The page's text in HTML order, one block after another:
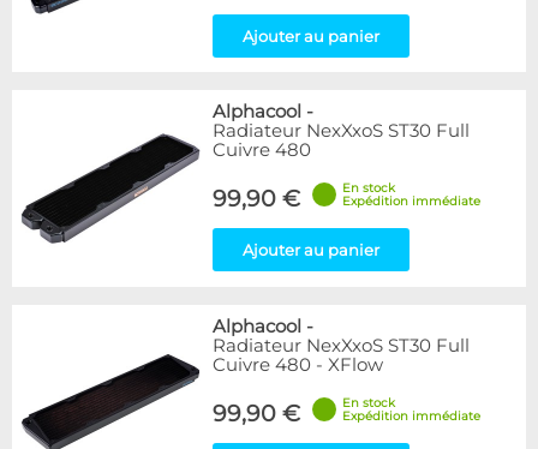
Ajouter au panier
Alphacool -
Radiateur NexXxoS ST30 Full
Cuivre 480
99,90 €
En stock
Expédition immédiate
Ajouter au panier
Alphacool -
Radiateur NexXxoS ST30 Full
Cuivre 480 - XFlow
99,90 €
En stock
Expédition immédiate